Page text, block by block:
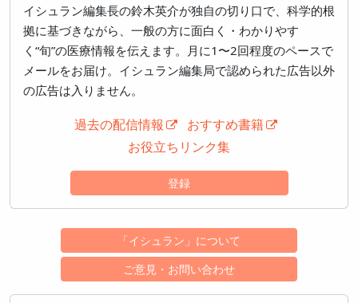
イシュラン編集長の鈴木英介が独自の切り口で、科学的根
拠に基づきながら、一般の方に面白く・わかりやす
く“旬”の医療情報を伝えます。月に1〜2回程度のペースで
メールをお届け。イシュラン編集局で認められた広告以外
の広告は入りません。
過去の配信情報
おすすめ書籍
お役立ちリンク集
登録
「イシュラン」について
ご意見・お問い合わせ